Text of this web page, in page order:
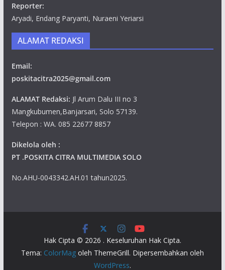
Reporter:
Aryadi, Endang Paryanti, Nuraeni Yeriarsi
ALAMAT REDAKSI
Email:
poskitacitra2025@gmail.com
ALAMAT Redaksi: Jl Arum Dalu III no 3
Mangkubumen,Banjarsari, Solo 57139.
Telepon : WA. 085 22677 8857
Dikelola oleh :
PT .POSKITA CITRA MULTIMEDIA SOLO
No.AHU-0043342.AH.01 tahun2025.
Hak Cipta © 2026 . Keseluruhan Hak Cipta.
Tema: ColorMagoleh ThemeGrill. Dipersembahkan oleh
WordPress.